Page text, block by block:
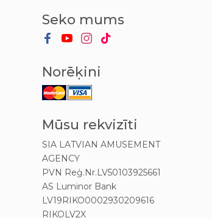
Seko mums
Norēķini
Mūsu rekvizīti
SIA LATVIAN AMUSEMENT
AGENCY
PVN Reģ.Nr.LV50103925661
AS Luminor Bank
LV19RIKO0002930209616
RIKOLV2X